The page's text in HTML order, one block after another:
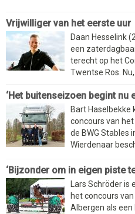
Vrijwilliger van het eerste uur
Daan Hesselink
een
terecht op het
Twentse Ros.
‘Het buitenseizoen begint nu
Bart Haselbekke
concours van
de BWG Stables
Wierdenaar
‘Bijzonder om in eigen piste
Lars Schröder is
het concours
Albergen als